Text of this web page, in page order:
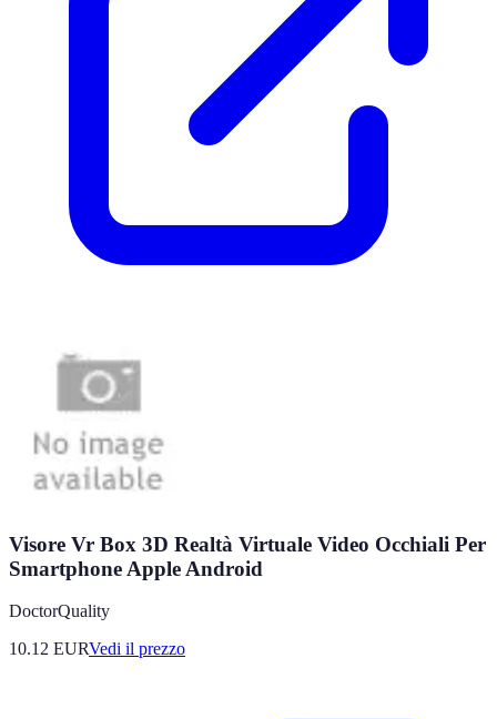
Visore Vr Box 3D Realtà Virtuale Video Occhiali Per
Smartphone Apple Android
DoctorQuality
10.12 EURVedi il prezzo